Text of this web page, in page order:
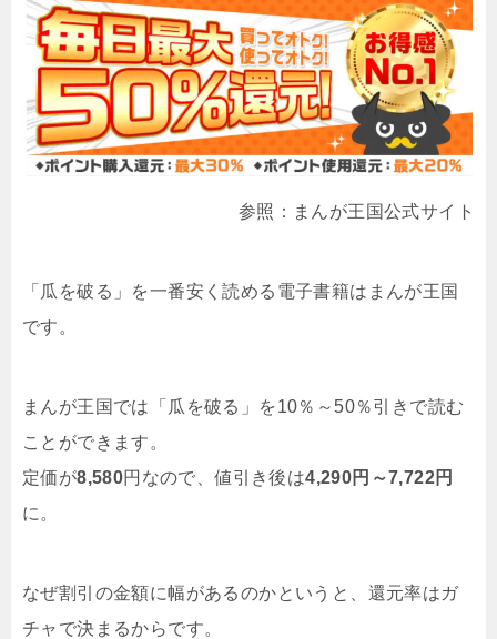
参照：まんが王国公式サイト
「瓜を破る」を一番安く読める電子書籍はまんが王国
です。
まんが王国では「瓜を破る」を10％～50％引きで読む
ことができます。
定価が8,580円なので、値引き後は4,290円～7,722円
に。
なぜ割引の金額に幅があるのかというと、還元率はガ
チャで決まるからです。